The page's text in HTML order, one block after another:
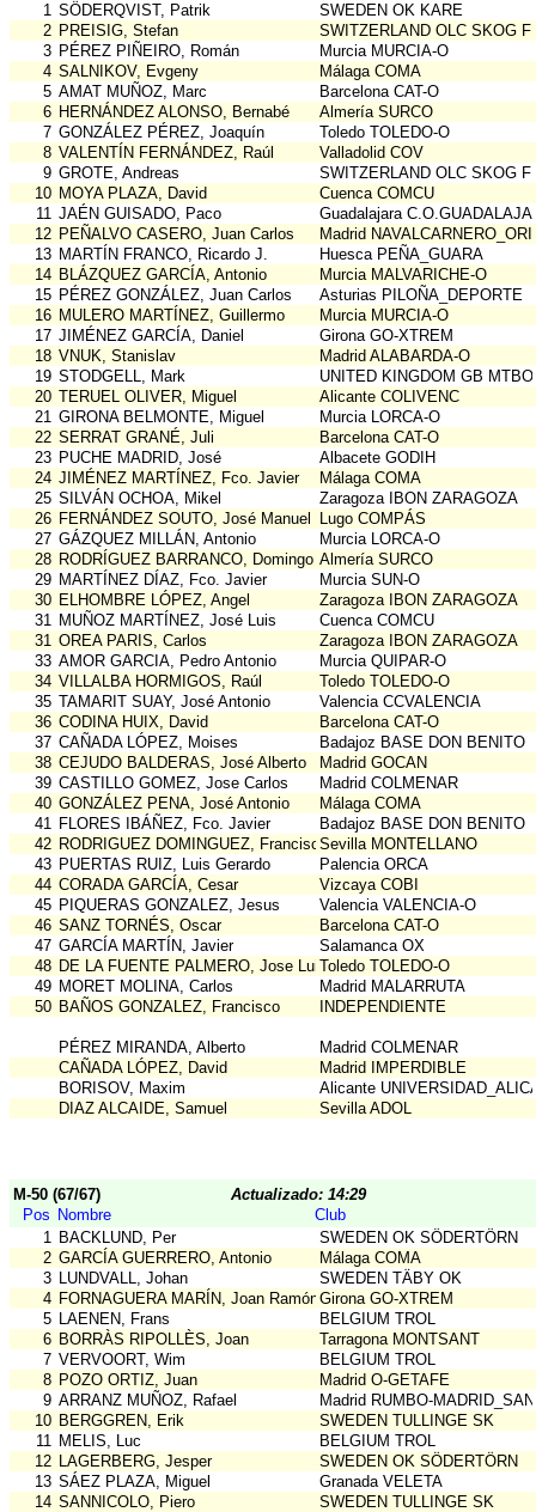
1 SÖDERQVIST, Patrik
SWEDEN OK KARE
2 PREISIG, Stefan
SWITZERLAND OLC SKOG
3 PÉREZ PIÑEIRO, Román
Murcia MURCIA-O
4 SALNIKOV, Evgeny
Málaga COMA
5 AMAT MUÑOZ, Marc
Barcelona CAT-O
6 HERNÁNDEZ ALONSO, Bernabé
Almería SURCO
7 GONZÁLEZ PÉREZ, Joaquín
Toledo TOLEDO-O
8 VALENTÍN FERNÁNDEZ, Raúl
Valladolid COV
9 GROTE, Andreas
SWITZERLAND OLC SKOG
10 MOYA PLAZA, David
Cuenca COMCU
11 JAÉN GUISADO, Paco
Guadalajara
12 PEÑALVO CASERO, Juan Carlos
Madrid
13 MARTÍN FRANCO, Ricardo J.
Huesca PEÑA_GUARA
14 BLÁZQUEZ GARCÍA, Antonio
Murcia MALVARICHE-O
15 PÉREZ GONZÁLEZ, Juan Carlos
Asturias PILOÑA_DEPORTE
16 MULERO MARTÍNEZ, Guillermo
Murcia MURCIA-O
17 JIMÉNEZ GARCÍA, Daniel
Girona GO-XTREM
18 VNUK, Stanislav
Madrid ALABARDA-O
19 STODGELL, Mark
UNITED KINGDOM GB MTBO
20 TERUEL OLIVER, Miguel
Alicante COLIVENC
21 GIRONA BELMONTE, Miguel
Murcia LORCA-O
22 SERRAT GRANÉ, Juli
Barcelona CAT-O
23 PUCHE MADRID, José
Albacete GODIH
24 JIMÉNEZ MARTÍNEZ, Fco. Javier
Málaga COMA
25 SILVÁN OCHOA, Mikel
Zaragoza IBON ZARAGOZA
26 FERNÁNDEZ SOUTO, José Manuel
Lugo COMPÁS
27 GÁZQUEZ MILLÁN, Antonio
Murcia LORCA-O
28 RODRÍGUEZ BARRANCO, Domingo Almería SURCO
29 MARTÍNEZ DÍAZ, Fco. Javier
Murcia SUN-O
30 ELHOMBRE LÓPEZ, Angel
Zaragoza IBON ZARAGOZA
31 MUÑOZ MARTÍNEZ, José Luis
Cuenca COMCU
31 OREA PARIS, Carlos
Zaragoza IBON ZARAGOZA
33 AMOR GARCIA, Pedro Antonio
Murcia QUIPAR-O
34 VILLALBA HORMIGOS, Raúl
Toledo TOLEDO-O
35 TAMARIT SUAY, José Antonio
Valencia CCVALENCIA
36 CODINA HUIX, David
Barcelona CAT-O
37 CAÑADA LÓPEZ, Moises
Badajoz BASE DON BENITO
38 CEJUDO BALDERAS, José Alberto
Madrid GOCAN
39 CASTILLO GOMEZ, Jose Carlos
Madrid COLMENAR
40 GONZÁLEZ PENA, José Antonio
Málaga COMA
41 FLORES IBÁÑEZ, Fco. Javier
Badajoz BASE DON BENITO
42 RODRIGUEZ DOMINGUEZ, Francisco JavierSevilla MONTELLANO
43 PUERTAS RUIZ, Luis Gerardo
Palencia ORCA
44 CORADA GARCÍA, Cesar
Vizcaya COBI
45 PIQUERAS GONZALEZ, Jesus
Valencia VALENCIA-O
46 SANZ TORNÉS, Oscar
Barcelona CAT-O
47 GARCÍA MARTÍN, Javier
Salamanca OX
48 DE LA FUENTE PALMERO, Jose LuisToledo TOLEDO-O
49 MORET MOLINA, Carlos
Madrid MALARRUTA
50 BAÑOS GONZALEZ, Francisco INDEPENDIENTE
PÉREZ MIRANDA, Alberto
Madrid COLMENAR
CAÑADA LÓPEZ, David
Madrid IMPERDIBLE
BORISOV, Maxim
Alicante
DIAZ ALCAIDE, Samuel
Sevilla ADOL
M-50 (67/67)
Actualizado: 14:29
Pos Nombre
Club
1 BACKLUND, Per
SWEDEN OK SÖDERTÖRN
2 GARCÍA GUERRERO, Antonio
Málaga COMA
3 LUNDVALL, Johan
SWEDEN TÄBY OK
4 FORNAGUERA MARÍN, Joan Ramón Girona GO-XTREM
5 LAENEN, Frans
BELGIUM TROL
6 BORRÀS RIPOLLÈS, Joan
Tarragona MONTSANT
7 VERVOORT, Wim
BELGIUM TROL
8 POZO ORTIZ, Juan
Madrid O-GETAFE
9 ARRANZ MUÑOZ, Rafael
Madrid RUMBO-
10 BERGGREN, Erik
SWEDEN TULLINGE SK
11 MELIS, Luc
BELGIUM TROL
12 LAGERBERG, Jesper
SWEDEN OK SÖDERTÖRN
13 SÁEZ PLAZA, Miguel
Granada VELETA
14 SANNICOLO, Piero SWEDEN TULLINGE SK